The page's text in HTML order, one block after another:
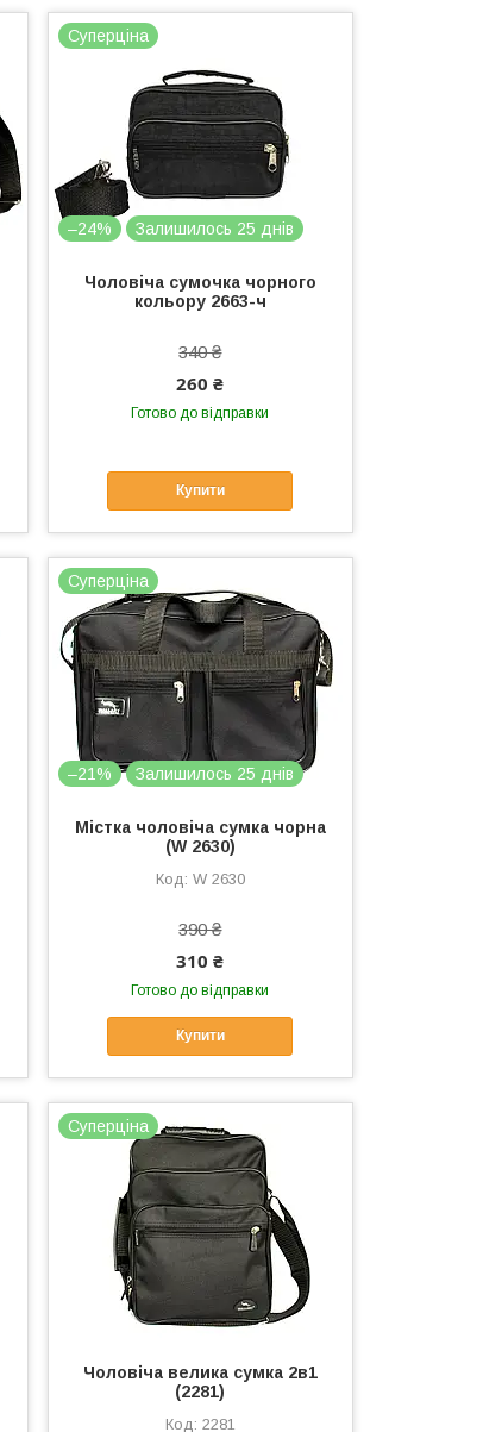
Суперціна
–24% Залишилось 25 днів
Чоловіча сумочка чорного
кольору 2663-ч
340 ₴
260 ₴
Готово до відправки
Купити
Суперціна
–21% Залишилось 25 днів
Містка чоловіча сумка чорна
(W 2630)
W 2630
390 ₴
310 ₴
Готово до відправки
Купити
Суперціна
Чоловіча велика сумка 2в1
(2281)
2281